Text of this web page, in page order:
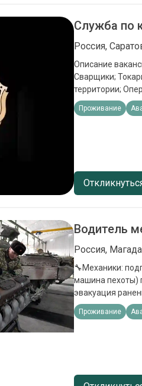
Служба по
Россия,
Описание
Сварщики;
территории;
целей Условия -
мотивационные
Ежемесячная
Проживание
Водитель
Россия,
🔧Механики:
машина пехоты)
эвакуация раненых
руб. ⭐️Единовременная выплата от 1 100 000 ₽ ✅УСЛОВИЯ: - Покупаем билет до пункта
сборов из любой
⁠Приостановка
Проживание